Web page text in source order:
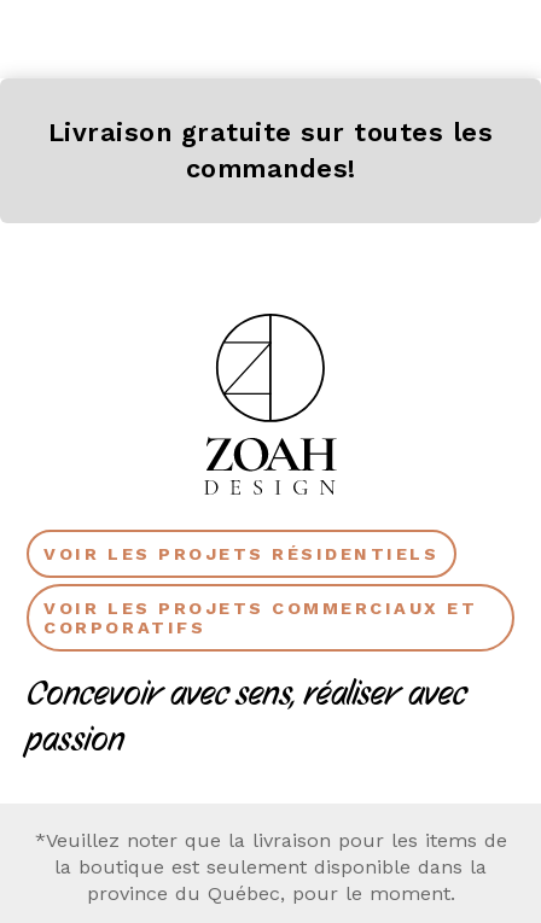
Livraison gratuite sur toutes les
commandes!
VOIR LES PROJETS RÉSIDENTIELS
VOIR LES PROJETS COMMERCIAUX ET
CORPORATIFS
Concevoir avec sens, réaliser avec
passion
*Veuillez noter que la livraison pour les items de
la boutique est seulement disponible dans la
province du Québec, pour le moment.